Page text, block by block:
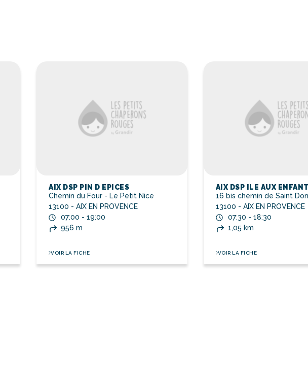
AIX DSP PIN D EPICES
Chemin du Four - Le Petit Nice
13100 - AIX EN PROVENCE
07:00 - 19:00
956 m
VOIR LA FICHE
AIX DSP ILE AUX
16 bis chemin de Saint
13100 - AIX EN PROVENCE
07:30 - 18:30
1,05 km
VOIR LA FICHE